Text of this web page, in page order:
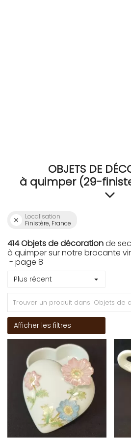
OBJETS DE
à quimper (29-
Localisation
Finistère, France
414 Objets de décorationde
à quimper sur notre brocante
- page 8
Plus récent
Afficher les filtres